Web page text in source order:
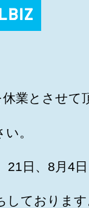
業とさせて
。
日、8月4日
ております